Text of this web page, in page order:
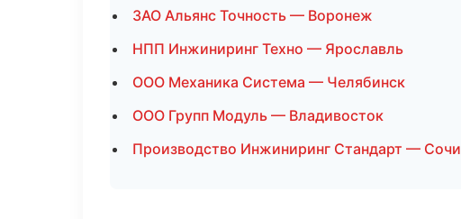
ЗАО Альянс Точность — Воронеж
НПП Инжиниринг Техно — Ярославль
ООО Механика Система — Челябинск
ООО Групп Модуль — Владивосток
Производство Инжиниринг Стандарт — Сочи